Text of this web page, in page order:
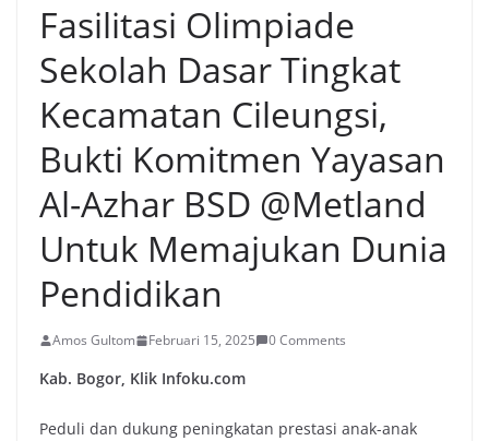
Fasilitasi Olimpiade
Sekolah Dasar Tingkat
Kecamatan Cileungsi,
Bukti Komitmen Yayasan
Al-Azhar BSD @Metland
Untuk Memajukan Dunia
Pendidikan
Amos Gultom Februari 15, 2025 0 Comments
Kab. Bogor, Klik Infoku.com
Peduli dan dukung peningkatan prestasi anak-anak